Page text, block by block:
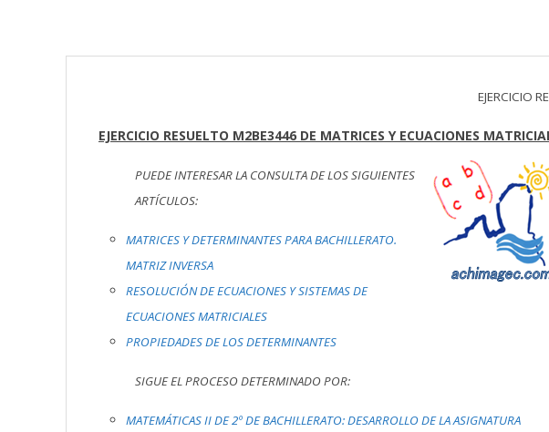
EJERCICIO
EJERCICIO RESUELTO M2BE3446 DE MATRICES Y ECUACIONES
PUEDE INTERESAR LA CONSULTA DE LOS SIGUIENTES
ARTÍCULOS:
MATRICES Y DETERMINANTES PARA BACHILLERATO.
MATRIZ INVERSA
RESOLUCIÓN DE ECUACIONES Y SISTEMAS DE
ECUACIONES MATRICIALES
PROPIEDADES DE LOS DETERMINANTES
SIGUE EL PROCESO DETERMINADO POR:
MATEMÁTICAS II DE 2º DE BACHILLERATO: DESARROLLO DE LA ASIGNATURA